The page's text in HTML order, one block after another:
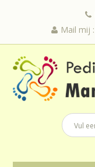
Mail mij :